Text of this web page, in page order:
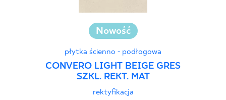
Nowość
płytka ścienno - podłogowa
CONVERO LIGHT BEIGE GRES
SZKL. REKT. MAT
rektyfikacja